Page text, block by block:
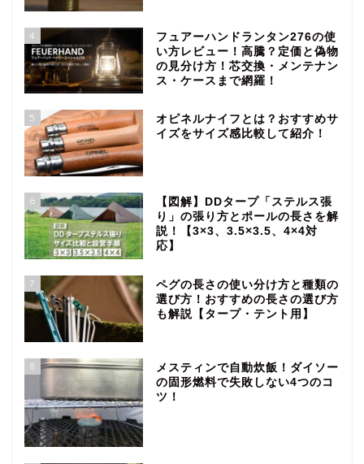
4
フュアーハンドランタン276の使
い方レビュー！高騰？定価と偽物
の見分け方！芯交換・メンテナン
ス・ケースまで網羅！
5
オピネルナイフとは？おすすめサ
イズをサイズ感比較して紹介！
6
【図解】DDタープ「ステルス張
り」の張り方とポールの長さを解
説！【3×3、3.5×3.5、4×4対
応】
7
ペグの長さの使い分け方と種類の
選び方！おすすめの長さの選び方
も解説【タープ・テント用】
8
メスティンで自動炊飯！ダイソー
の固形燃料で失敗しない4つのコ
ツ！